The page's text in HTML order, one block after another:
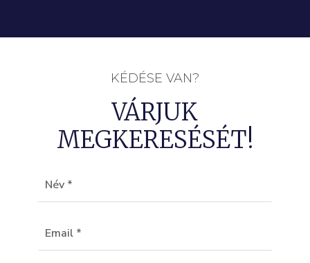
KÉDÉSE VAN?
VÁRJUK
MEGKERESÉSÉT!